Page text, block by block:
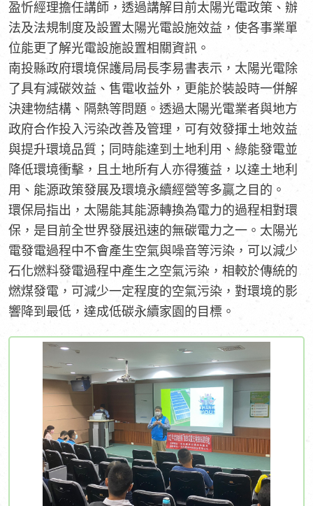
盈忻經理擔任講師，透過講解目前太陽光電政策、辦
法及法規制度及設置太陽光電設施效益，使各事業單
位能更了解光電設施設置相關資訊。
南投縣政府環境保護局局長李易書表示，太陽光電除
了具有減碳效益、售電收益外，更能於裝設時一併解
決建物結構、隔熱等問題。透過太陽光電業者與地方
政府合作投入污染改善及管理，可有效發揮土地效益
與提升環境品質；同時能達到土地利用、綠能發電並
降低環境衝擊，且土地所有人亦得獲益，以達土地利
用、能源政策發展及環境永續經營等多贏之目的。
環保局指出，太陽能其能源轉換為電力的過程相對環
保，是目前全世界發展迅速的無碳電力之一。太陽光
電發電過程中不會產生空氣與噪音等污染，可以減少
石化燃料發電過程中產生之空氣污染，相較於傳統的
燃煤發電，可減少一定程度的空氣污染，對環境的影
響降到最低，達成低碳永續家園的目標。